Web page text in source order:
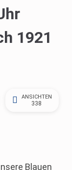
1921
ANSICHTEN
338
Blauen